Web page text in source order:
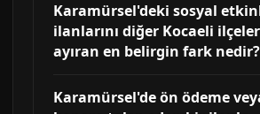
Karamürsel'deki sosyal
ilanlarını diğer Kocaeli
ayıran en belirgin fark nedir?
Karamürsel'de ön ödeme